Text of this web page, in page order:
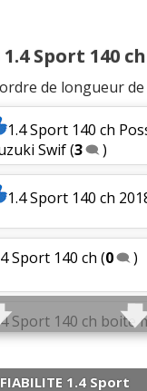
Sport 140
de longueur de
1.4 Sport 140 ch
Swif(3 )
1.4 Sport 140 ch
Sport 140 ch (0 )
Sport 140 ch boite
201(0)
Sport 140 ch 50000
FIABILITE 1.4 Sport